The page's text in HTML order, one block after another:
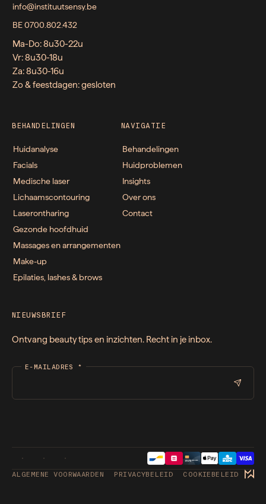
info@instituutsensy.be
BE 0700.802.432
Ma-Do: 8u30-22u
Vr: 8u30-18u
Za: 8u30-16u
Zo & feestdagen: gesloten
BEHANDELINGEN
Huidanalyse
Facials
Medische laser
Lichaamscontouring
Laserontharing
Gezonde hoofdhuid
Massages en arrangementen
Make-up
Epilaties, lashes & brows
NAVIGATIE
Behandelingen
Huidproblemen
Insights
Over ons
Contact
NIEUWSBRIEF
Ontvang beauty tips en inzichten. Recht in je inbox.
E-MAILADRES *
ALGEMENE VOORWAARDEN PRIVACYBELEID COOKIEBELEID